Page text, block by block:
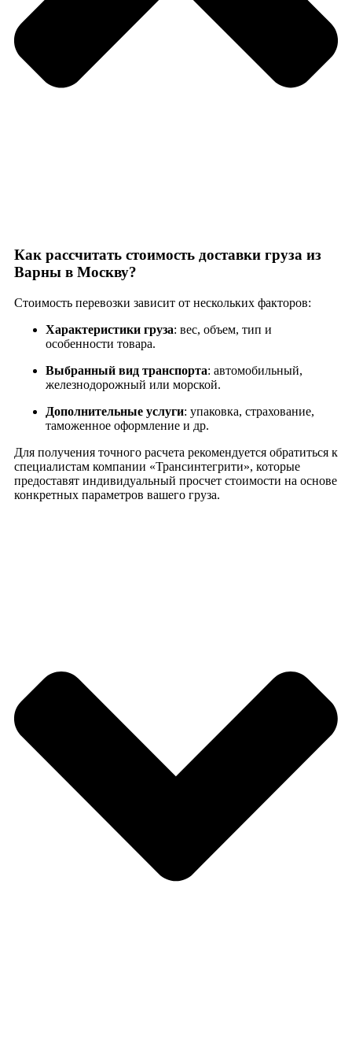
Как рассчитать стоимость доставки груза из
Варны в Москву?
Стоимость перевозки зависит от нескольких факторов:
Характеристики груза: вес, объем, тип и
особенности товара.
Выбранный вид транспорта: автомобильный,
железнодорожный или морской.
Дополнительные услуги: упаковка, страхование,
таможенное оформление и др.
Для получения точного расчета рекомендуется обратиться к
специалистам компании «Трансинтегрити», которые
предоставят индивидуальный просчет стоимости на основе
конкретных параметров вашего груза.